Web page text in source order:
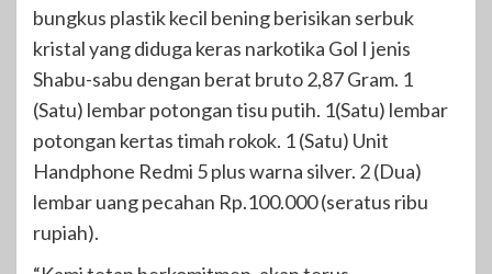
bungkus plastik kecil bening berisikan serbuk
kristal yang diduga keras narkotika Gol I jenis
Shabu-sabu dengan berat bruto 2,87 Gram. 1
(Satu) lembar potongan tisu putih. 1(Satu) lembar
potongan kertas timah rokok. 1 (Satu) Unit
Handphone Redmi 5 plus warna silver. 2 (Dua)
lembar uang pecahan Rp.100.000 (seratus ribu
rupiah).